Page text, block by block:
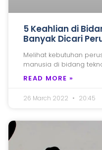
5 Keahlian di
Banyak Dicari
Melihat kebutuhan
manusia di bidang
READ MORE »
26 March 2022 20:45